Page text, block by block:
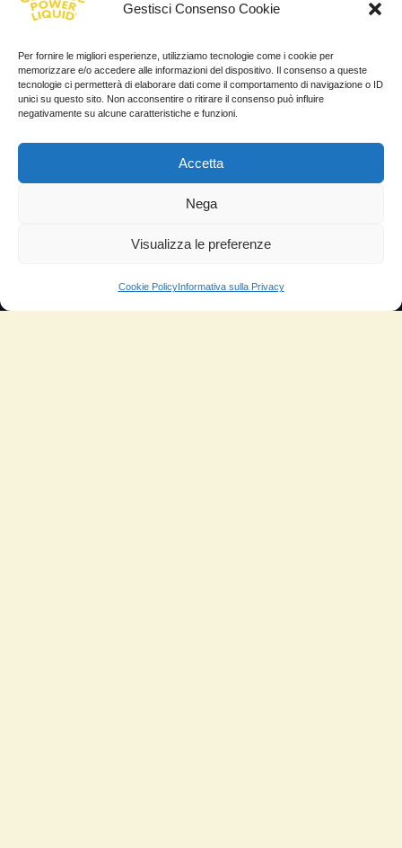
Gestisci Consenso Cookie
Per fornire le migliori esperienze, utilizziamo tecnologie come i cookie per
memorizzare e/o accedere alle informazioni del dispositivo. Il consenso a queste
tecnologie ci permetterà di elaborare dati come il comportamento di navigazione o ID
unici su questo sito. Non acconsentire o ritirare il consenso può influire
negativamente su alcune caratteristiche e funzioni.
Accetta
Nega
Visualizza le preferenze
Cookie PolicyInformativa sulla Privacy
TESTIMONIANZE
Molto soddisfatti
Risparmio di carburante
Minor consumo di olio
Riduzione della rumorosità